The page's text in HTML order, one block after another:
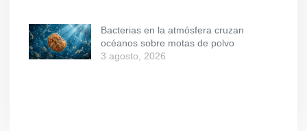
Bacterias en la atmósfera cruzan
océanos sobre motas de polvo
3 agosto, 2026